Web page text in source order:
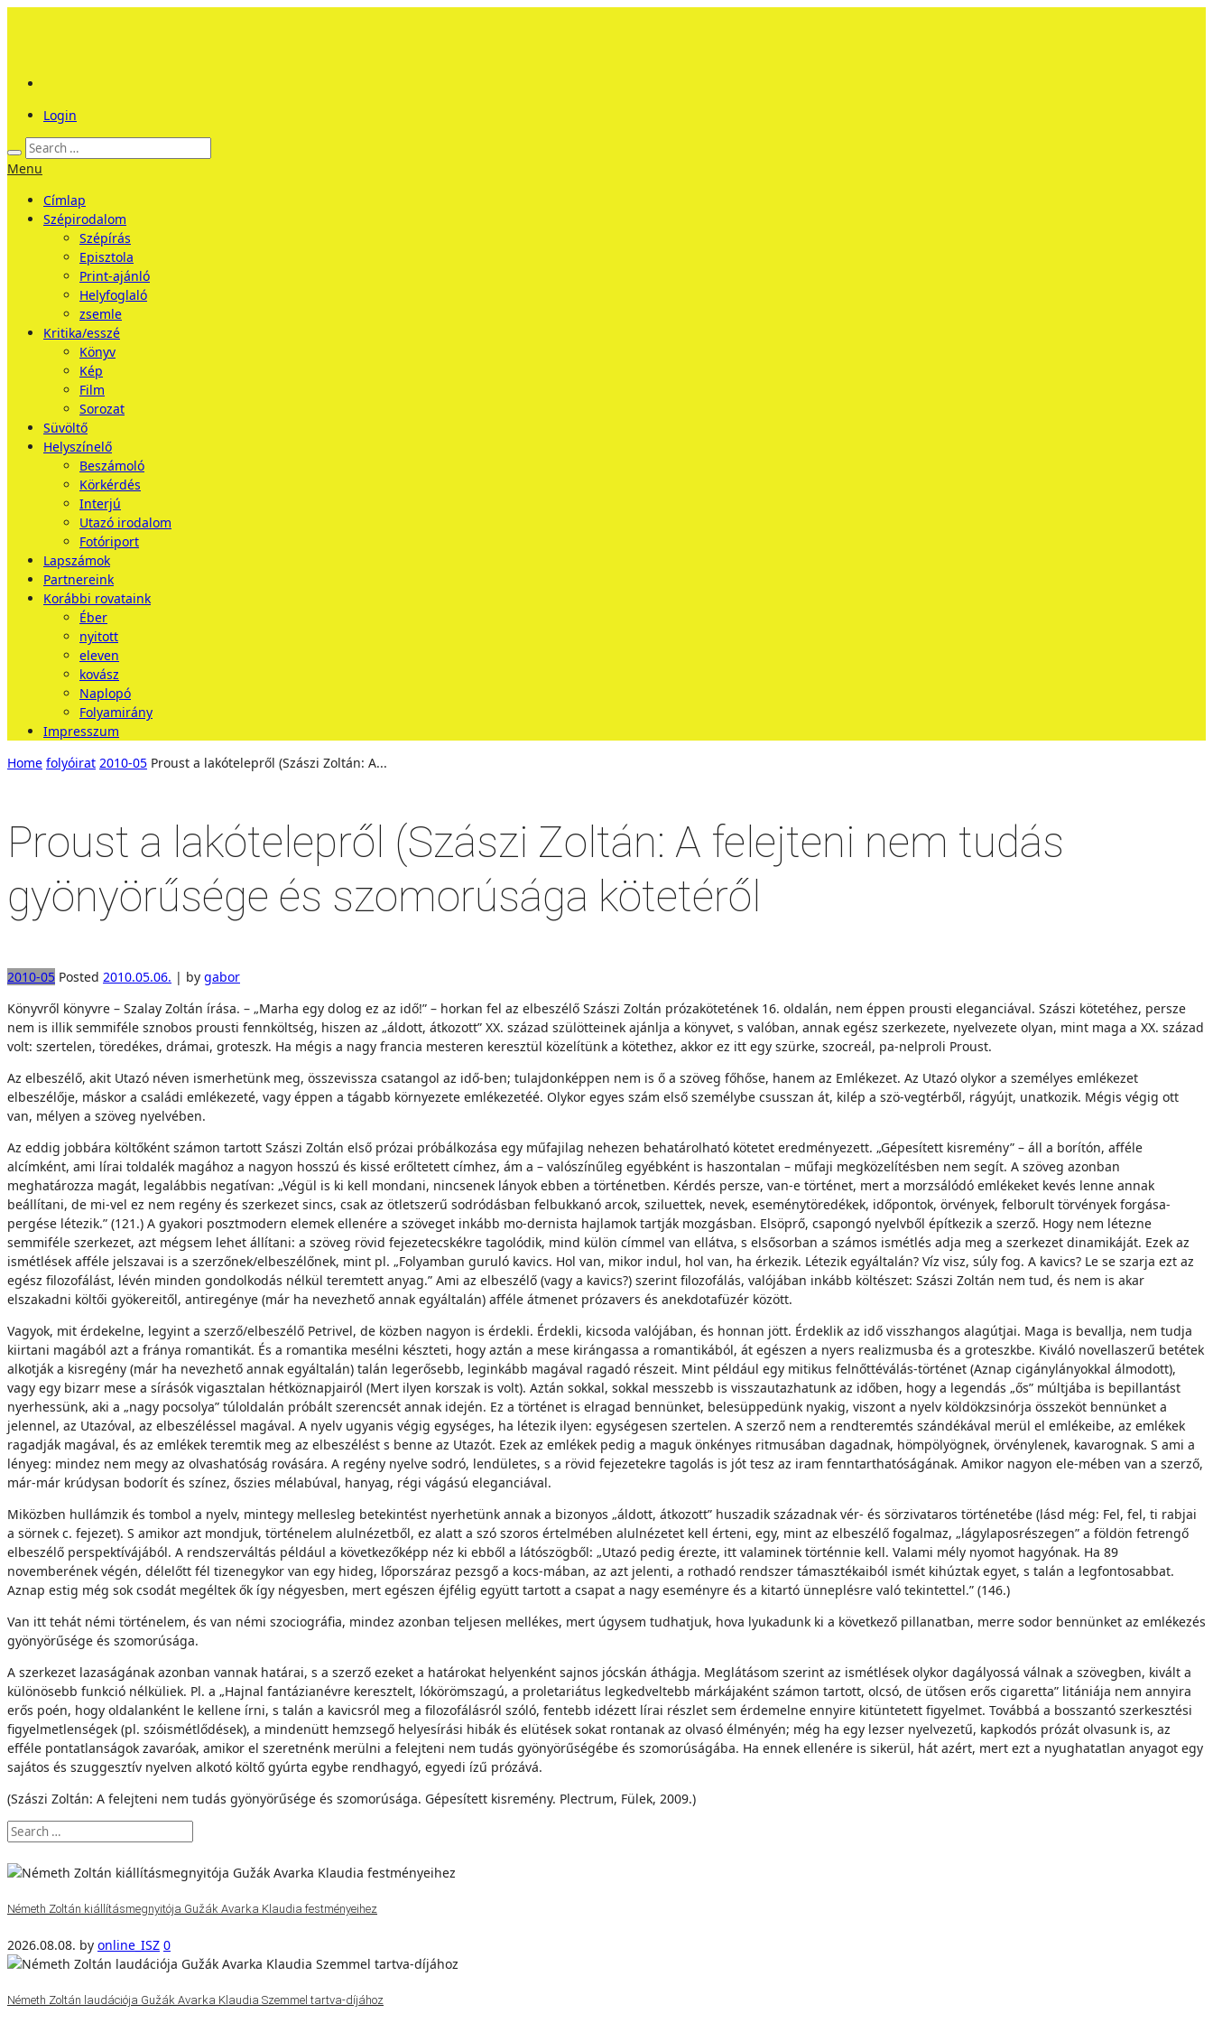
Login
Menu
Címlap
Szépirodalom
Szépírás
Episztola
Print-ajánló
Helyfoglaló
zsemle
Kritika/esszé
Könyv
Kép
Film
Sorozat
Süvöltő
Helyszínelő
Beszámoló
Körkérdés
Interjú
Utazó irodalom
Fotóriport
Lapszámok
Partnereink
Korábbi rovataink
Éber
nyitott
eleven
kovász
Naplopó
Folyamirány
Impresszum
Home folyóirat 2010-05 Proust a lakótelepről (Szászi Zoltán: A...
Proust a lakótelepről (Szászi Zoltán: A felejteni nem tudás
gyönyörűsége és szomorúsága kötetéről
2010-05 Posted 2010.05.06. | by gabor
Könyvről könyvre – Szalay Zoltán írása. – „Marha egy dolog ez az idő!” – horkan fel az elbeszélő Szászi Zoltán prózakötetének 16. oldalán, nem éppen prousti eleganciával. Szászi kötetéhez, persze
nem is illik semmiféle sznobos prousti fennköltség, hiszen az „áldott, átkozott” XX. század szülötteinek ajánlja a könyvet, s valóban, annak egész szerkezete, nyelvezete olyan, mint maga a XX. század
volt: szertelen, töredékes, drámai, groteszk. Ha mégis a nagy francia mesteren keresztül közelítünk a kötethez, akkor ez itt egy szürke, szocreál, pa-nelproli Proust.
Az elbeszélő, akit Utazó néven ismerhetünk meg, összevissza csatangol az idő-ben; tulajdonképpen nem is ő a szöveg főhőse, hanem az Emlékezet. Az Utazó olykor a személyes emlékezet
elbeszélője, máskor a családi emlékezeté, vagy éppen a tágabb környezete emlékezetéé. Olykor egyes szám első személybe csusszan át, kilép a szö-vegtérből, rágyújt, unatkozik. Mégis végig ott
van, mélyen a szöveg nyelvében.
Az eddig jobbára költőként számon tartott Szászi Zoltán első prózai próbálkozása egy műfajilag nehezen behatárolható kötetet eredményezett. „Gépesített kisremény” – áll a borítón, afféle
alcímként, ami lírai toldalék magához a nagyon hosszú és kissé erőltetett címhez, ám a – valószínűleg egyébként is haszontalan – műfaji megközelítésben nem segít. A szöveg azonban
meghatározza magát, legalábbis negatívan: „Végül is ki kell mondani, nincsenek lányok ebben a történetben. Kérdés persze, van-e történet, mert a morzsálódó emlékeket kevés lenne annak
beállítani, de mi-vel ez nem regény és szerkezet sincs, csak az ötletszerű sodródásban felbukkanó arcok, sziluettek, nevek, eseménytöredékek, időpontok, örvények, felborult törvények forgása-
pergése létezik.” (121.) A gyakori posztmodern elemek ellenére a szöveget inkább mo-dernista hajlamok tartják mozgásban. Elsöprő, csapongó nyelvből építkezik a szerző. Hogy nem létezne
semmiféle szerkezet, azt mégsem lehet állítani: a szöveg rövid fejezetecskékre tagolódik, mind külön címmel van ellátva, s elsősorban a számos ismétlés adja meg a szerkezet dinamikáját. Ezek az
ismétlések afféle jelszavai is a szerzőnek/elbeszélőnek, mint pl. „Folyamban guruló kavics. Hol van, mikor indul, hol van, ha érkezik. Létezik egyáltalán? Víz visz, súly fog. A kavics? Le se szarja ezt az
egész filozofálást, lévén minden gondolkodás nélkül teremtett anyag.” Ami az elbeszélő (vagy a kavics?) szerint filozofálás, valójában inkább költészet: Szászi Zoltán nem tud, és nem is akar
elszakadni költői gyökereitől, antiregénye (már ha nevezhető annak egyáltalán) afféle átmenet prózavers és anekdotafüzér között.
Vagyok, mit érdekelne, legyint a szerző/elbeszélő Petrivel, de közben nagyon is érdekli. Érdekli, kicsoda valójában, és honnan jött. Érdeklik az idő visszhangos alagútjai. Maga is bevallja, nem tudja
kiirtani magából azt a fránya romantikát. És a romantika mesélni készteti, hogy aztán a mese kirángassa a romantikából, át egészen a nyers realizmusba és a groteszkbe. Kiváló novellaszerű betétek
alkotják a kisregény (már ha nevezhető annak egyáltalán) talán legerősebb, leginkább magával ragadó részeit. Mint például egy mitikus felnőttéválás-történet (Aznap cigánylányokkal álmodott),
vagy egy bizarr mese a sírásók vigasztalan hétköznapjairól (Mert ilyen korszak is volt). Aztán sokkal, sokkal messzebb is visszautazhatunk az időben, hogy a legendás „ős” múltjába is bepillantást
nyerhessünk, aki a „nagy pocsolya” túloldalán próbált szerencsét annak idején. Ez a történet is elragad bennünket, belesüppedünk nyakig, viszont a nyelv köldökzsinórja összeköt bennünket a
jelennel, az Utazóval, az elbeszéléssel magával. A nyelv ugyanis végig egységes, ha létezik ilyen: egységesen szertelen. A szerző nem a rendteremtés szándékával merül el emlékeibe, az emlékek
ragadják magával, és az emlékek teremtik meg az elbeszélést s benne az Utazót. Ezek az emlékek pedig a maguk önkényes ritmusában dagadnak, hömpölyögnek, örvénylenek, kavarognak. S ami a
lényeg: mindez nem megy az olvashatóság rovására. A regény nyelve sodró, lendületes, s a rövid fejezetekre tagolás is jót tesz az iram fenntarthatóságának. Amikor nagyon ele-mében van a szerző,
már-már krúdysan bodorít és színez, őszies mélabúval, hanyag, régi vágású eleganciával.
Miközben hullámzik és tombol a nyelv, mintegy mellesleg betekintést nyerhetünk annak a bizonyos „áldott, átkozott” huszadik századnak vér- és sörzivataros történetébe (lásd még: Fel, fel, ti rabjai
a sörnek c. fejezet). S amikor azt mondjuk, történelem alulnézetből, ez alatt a szó szoros értelmében alulnézetet kell érteni, egy, mint az elbeszélő fogalmaz, „lágylaposrészegen” a földön fetrengő
elbeszélő perspektívájából. A rendszerváltás például a következőképp néz ki ebből a látószögből: „Utazó pedig érezte, itt valaminek történnie kell. Valami mély nyomot hagyónak. Ha 89
novemberének végén, délelőtt fél tizenegykor van egy hideg, lőporszáraz pezsgő a kocs-mában, az azt jelenti, a rothadó rendszer támasztékaiból ismét kihúztak egyet, s talán a legfontosabbat.
Aznap estig még sok csodát megéltek ők így négyesben, mert egészen éjfélig együtt tartott a csapat a nagy eseményre és a kitartó ünneplésre való tekintettel.” (146.)
Van itt tehát némi történelem, és van némi szociográfia, mindez azonban teljesen mellékes, mert úgysem tudhatjuk, hova lyukadunk ki a következő pillanatban, merre sodor bennünket az emlékezés
gyönyörűsége és szomorúsága.
A szerkezet lazaságának azonban vannak határai, s a szerző ezeket a határokat helyenként sajnos jócskán áthágja. Meglátásom szerint az ismétlések olykor dagályossá válnak a szövegben, kivált a
különösebb funkció nélküliek. Pl. a „Hajnal fantázianévre keresztelt, lókörömszagú, a proletariátus legkedveltebb márkájaként számon tartott, olcsó, de ütősen erős cigaretta” litániája nem annyira
erős poén, hogy oldalanként le kellene írni, s talán a kavicsról meg a filozofálásról szóló, fentebb idézett lírai részlet sem érdemelne ennyire kitüntetett figyelmet. Továbbá a bosszantó szerkesztési
figyelmetlenségek (pl. szóismétlődések), a mindenütt hemzsegő helyesírási hibák és elütések sokat rontanak az olvasó élményén; még ha egy lezser nyelvezetű, kapkodós prózát olvasunk is, az
efféle pontatlanságok zavaróak, amikor el szeretnénk merülni a felejteni nem tudás gyönyörűségébe és szomorúságába. Ha ennek ellenére is sikerül, hát azért, mert ezt a nyughatatlan anyagot egy
sajátos és szuggesztív nyelven alkotó költő gyúrta egybe rendhagyó, egyedi ízű prózává.
(Szászi Zoltán: A felejteni nem tudás gyönyörűsége és szomorúsága. Gépesített kisremény. Plectrum, Fülek, 2009.)
Németh Zoltán kiállításmegnyitója Gužák Avarka Klaudia festményeihez
2026.08.08. by online_ISZ 0
Németh Zoltán laudációja Gužák Avarka Klaudia Szemmel tartva-díjához